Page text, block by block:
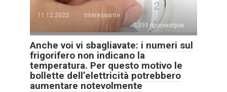
11.12.2025
Interessante
359 просмотров
Anche voi vi sbagliavate: i numeri sul
frigorifero non indicano la
temperatura. Per questo motivo le
bollette dell’elettricità potrebbero
aumentare notevolmente